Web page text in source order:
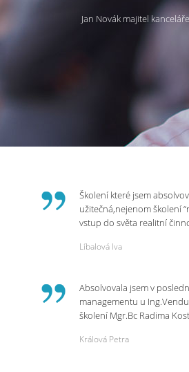
Jan Novák majitel
Školení které jsem
užitečná,nejenom školení
vstup do světa realitní
p.Vendulce která s
potřebná školení,která
Líbalová Iva
Absolvovala jsem v
managementu u
školení Mgr.Bc Radima
práci a na život.
Králová Petra